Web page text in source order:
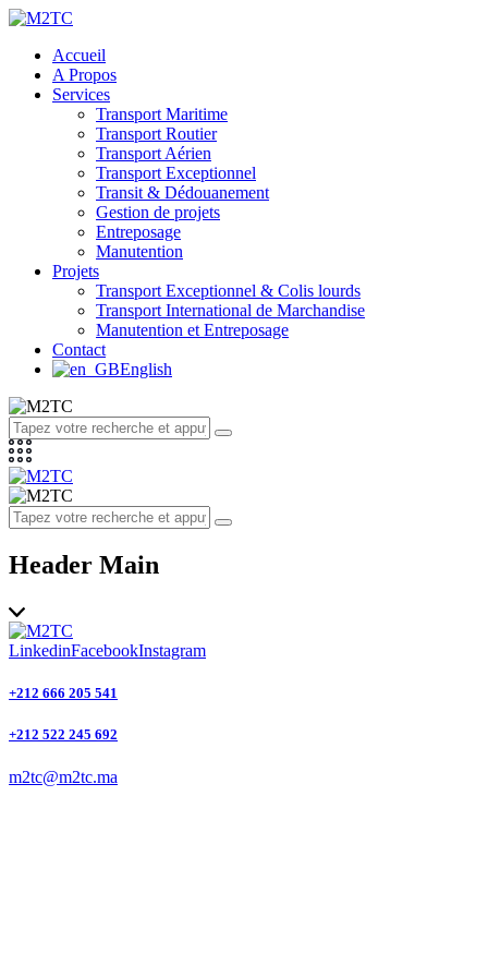
Accueil
A Propos
Services
Transport Maritime
Transport Routier
Transport Aérien
Transport Exceptionnel
Transit & Dédouanement
Gestion de projets
Entreposage
Manutention
Projets
Transport Exceptionnel & Colis lourds
Transport International de Marchandise
Manutention et Entreposage
Contact
English
Header Main
LinkedinFacebookInstagram
+212 666 205 541
+212 522 245 692
m2tc@m2tc.ma